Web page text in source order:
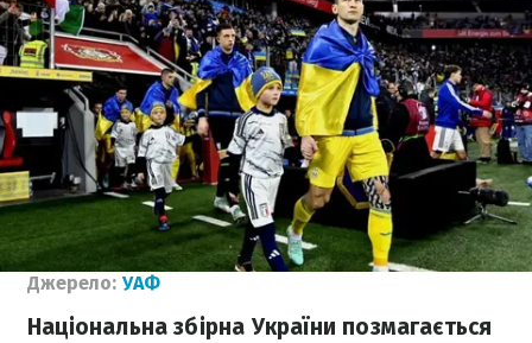
Джерело: УАФ
Національна збірна України позмагається